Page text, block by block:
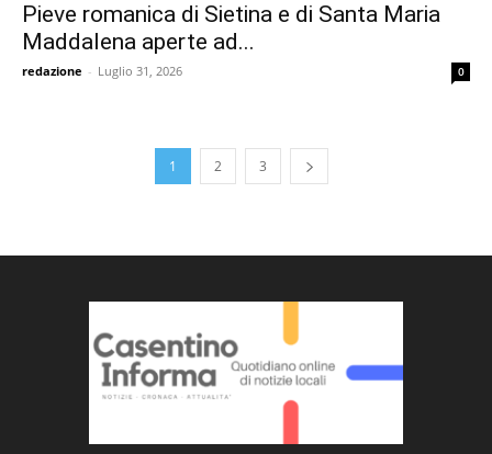
Pieve romanica di Sietina e di Santa Maria
Maddalena aperte ad...
redazione - Luglio 31, 2026 0
1 2 3